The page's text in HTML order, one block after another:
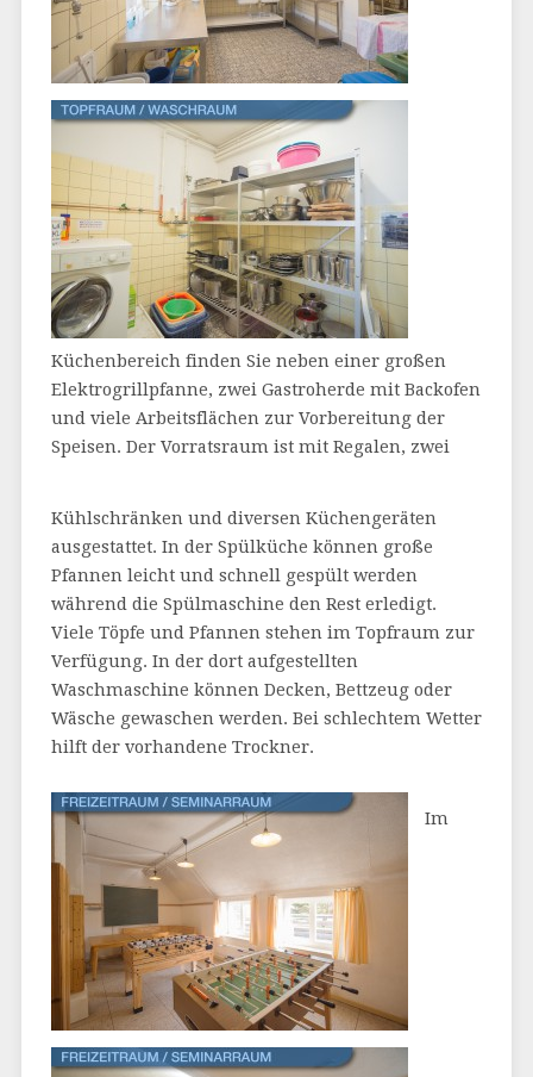
Küchenbereich finden Sie neben einer großen
Elektrogrillpfanne, zwei Gastroherde mit Backofen
und viele Arbeitsflächen zur Vorbereitung der
Speisen. Der Vorratsraum ist mit Regalen, zwei
Kühlschränken und diversen Küchengeräten
ausgestattet. In der Spülküche können große
Pfannen leicht und schnell gespült werden
während die Spülmaschine den Rest erledigt.
Viele Töpfe und Pfannen stehen im Topfraum zur
Verfügung. In der dort aufgestellten
Waschmaschine können Decken, Bettzeug oder
Wäsche gewaschen werden. Bei schlechtem Wetter
hilft der vorhandene Trockner.
Im